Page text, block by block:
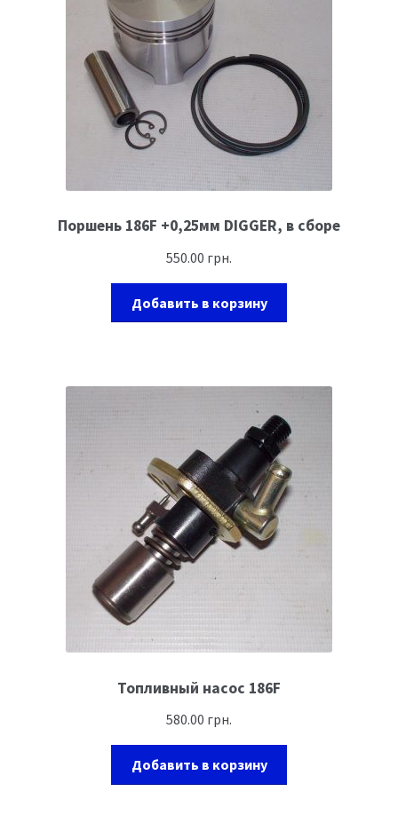
Поршень 186F +0,25мм DIGGER, в сборе
550.00 грн.
Добавить в корзину
Топливный насос 186F
580.00 грн.
Добавить в корзину